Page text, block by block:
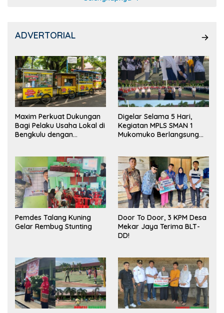
ADVERTORIAL
Maxim Perkuat Dukungan
Bagi Pelaku Usaha Lokal di
Bengkulu dengan
Pasar
Digelar Selama 5 Hari,
Kegiatan MPLS SMAN 1
Mukomuko Berlangsung
Pemdes Talang Kuning
Gelar Rembug Stunting
Door To Door, 3 KPM Desa
Mekar Jaya Terima BLT-
DD!